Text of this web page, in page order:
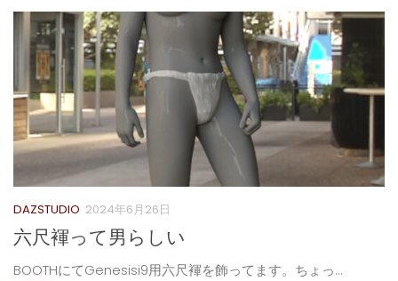
DAZSTUDIO 2024年6月26日
六尺褌って男らしい
BOOTHにてGenesisi9用六尺褌を飾ってます。ちょっ...